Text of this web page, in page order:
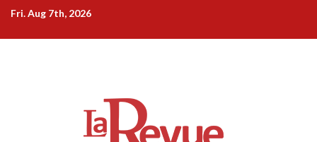
Skip
content
Fri. Aug 7th, 2026